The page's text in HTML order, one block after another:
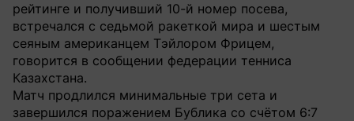
рейтинге и получивший 10-й номер посева,
встречался с седьмой ракеткой мира и шестым
сеяным американцем Тэйлором Фрицем,
говорится в сообщении федерации тенниса
Казахстана.
Матч продлился минимальные три сета и
завершился поражением Бублика со счётом 6:7